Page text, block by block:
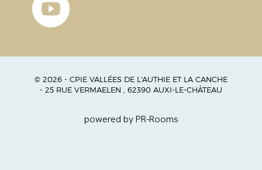
© 2026 - CPIE VALLÉES DE L'AUTHIE ET LA CANCHE
- 25 RUE VERMAELEN , 62390 AUXI-LE-CHÂTEAU
powered by PR-Rooms